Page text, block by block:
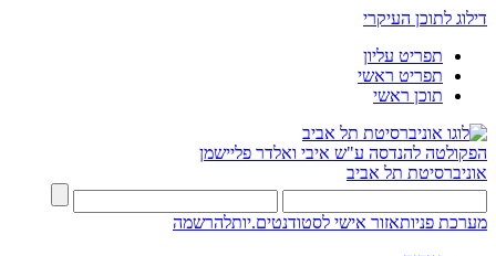
דילוג לתוכן העיקרי
תפריט עליון
תפריט ראשי
תוכן ראשי
הפקולטה להנדסה ע"ש איבי ואלדר פליישמן
אוניברסיטת תל אביב
מערכת פניותאזור אישי לסטודנטים.יותלהרשמה